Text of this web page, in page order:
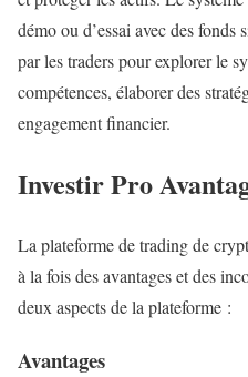
démo ou d’essai avec des
par les traders pour explorer le
compétences, élaborer des
engagement financier.
Investir Pro
La plateforme de trading de
à la fois des avantages et des
deux aspects de la plateforme :
Avantages